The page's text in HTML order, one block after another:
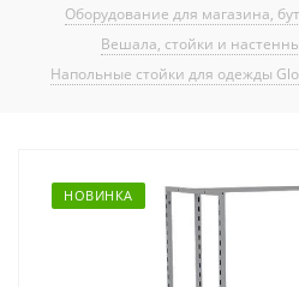
Оборудование для магазина,
Вешала, стойки и
Напольные стойки для одежды
НОВИНКА